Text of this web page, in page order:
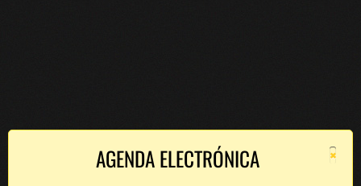
×
AGENDA ELECTRÓNICA